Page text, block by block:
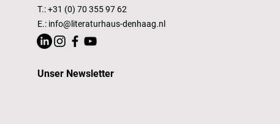
T.: +31 (0) 70 355 97 62
E.: info@literaturhaus-denhaag.nl
Unser Newsletter